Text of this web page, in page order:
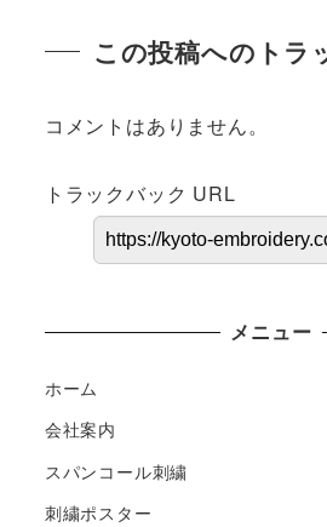
この投稿へのトラ
コメントはありません。
トラックバック URL
メニュー
ホーム
会社案内
スパンコール刺繍
刺繍ポスター